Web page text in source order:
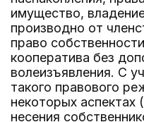
имущество,
производно от
право
кооператива без
волеизъявления. С
такого правового
некоторых аспектах
несения